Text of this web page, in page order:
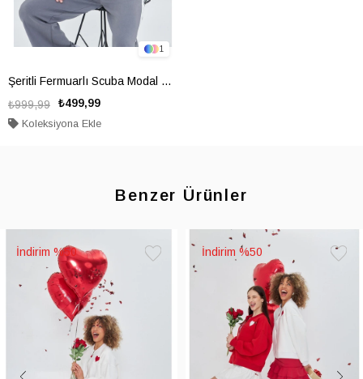
1
Şeritli Fermuarlı Scuba Modal Sweatshirt
₺499,99
₺999,99
Koleksiyona Ekle
Benzer Ürünler
%50 %50